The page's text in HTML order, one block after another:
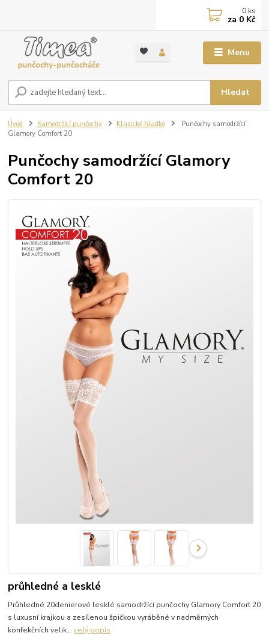
Menu
Hledat
0 ks
za 0 Kč
Úvod Samodržící punčochy Klasické hladké
Punčochy samodržící
Glamory Comfort 20
Punčochy samodržící Glamory
Comfort 20
průhledné a lesklé
Průhledné 20denierové lesklé samodržící punčochy Glamory Comfort 20
s luxusní krajkou a zesílenou špičkou vyráběné v nadměrných
konfekčních velik... celý popis